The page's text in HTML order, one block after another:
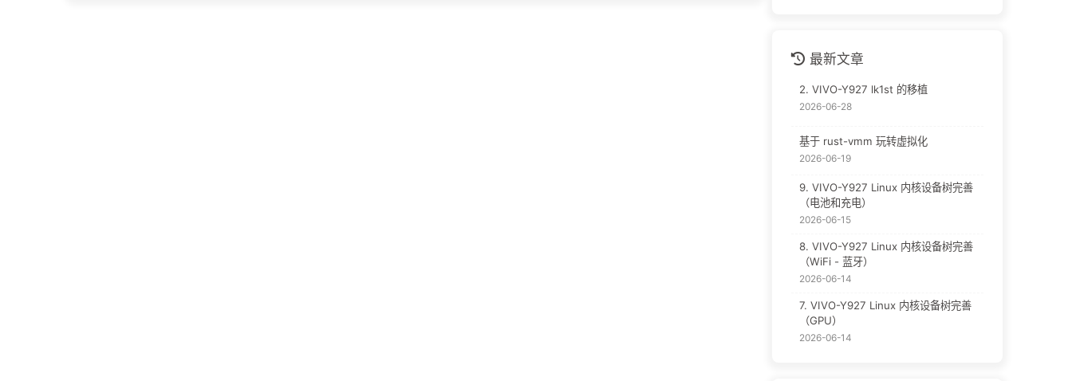
最新文章
2. VIVO-Y927 lk1st 的移植
2026-06-28
基于 rust-vmm 玩转虚拟化
2026-06-19
9. VIVO-Y927 Linux 内核设备树完善
（电池和充电）
2026-06-15
8. VIVO-Y927 Linux 内核设备树完善
（WiFi - 蓝牙）
2026-06-14
7. VIVO-Y927 Linux 内核设备树完善
（GPU）
2026-06-14